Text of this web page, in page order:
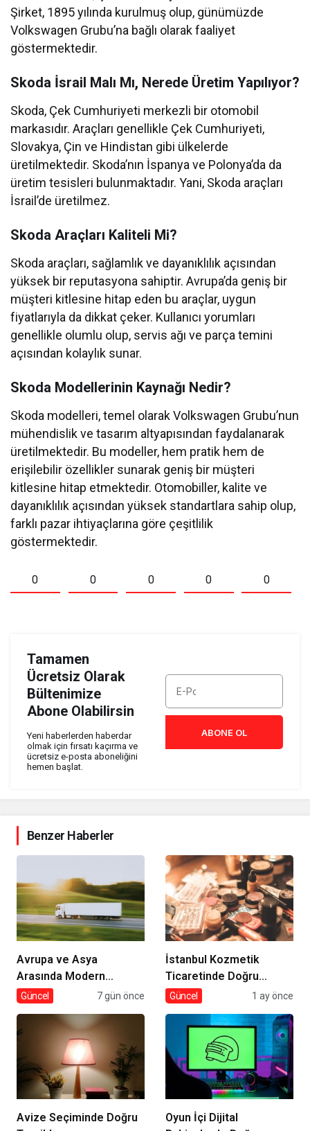
Şirket, 1895 yılında kurulmuş olup, günümüzde
Volkswagen Grubu’na bağlı olarak faaliyet
göstermektedir.
Skoda İsrail Malı Mı, Nerede Üretim Yapılıyor?
Skoda, Çek Cumhuriyeti merkezli bir otomobil
markasıdır. Araçları genellikle Çek Cumhuriyeti,
Slovakya, Çin ve Hindistan gibi ülkelerde
üretilmektedir. Skoda’nın İspanya ve Polonya’da da
üretim tesisleri bulunmaktadır. Yani, Skoda araçları
İsrail’de üretilmez.
Skoda Araçları Kaliteli Mi?
Skoda araçları, sağlamlık ve dayanıklılık açısından
yüksek bir reputasyona sahiptir. Avrupa’da geniş bir
müşteri kitlesine hitap eden bu araçlar, uygun
fiyatlarıyla da dikkat çeker. Kullanıcı yorumları
genellikle olumlu olup, servis ağı ve parça temini
açısından kolaylık sunar.
Skoda Modellerinin Kaynağı Nedir?
Skoda modelleri, temel olarak Volkswagen Grubu’nun
mühendislik ve tasarım altyapısından faydalanarak
üretilmektedir. Bu modeller, hem pratik hem de
erişilebilir özellikler sunarak geniş bir müşteri
kitlesine hitap etmektedir. Otomobiller, kalite ve
dayanıklılık açısından yüksek standartlara sahip olup,
farklı pazar ihtiyaçlarına göre çeşitlilik
göstermektedir.
0 0 0 0 0
Tamamen
Ücretsiz Olarak
Bültenimize
Abone Olabilirsin
Yeni haberlerden haberdar
olmak için fırsatı kaçırma ve
ücretsiz e-posta aboneliğini
hemen başlat.
ABONE OL
Benzer Haberler
Avrupa ve Asya
Arasında Modern
Lojistik Çözümleri
Güncel 7 gün önce
İstanbul Kozmetik
Ticaretinde Doğru
Tedarik
Güncel 1 ay önce
Avize Seçiminde Doğru
Oyun İçi Dijital